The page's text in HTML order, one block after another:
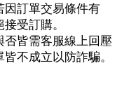
因訂單交易條件有
受訂購。
皆需客服線上回壓
不成立以防詐騙。